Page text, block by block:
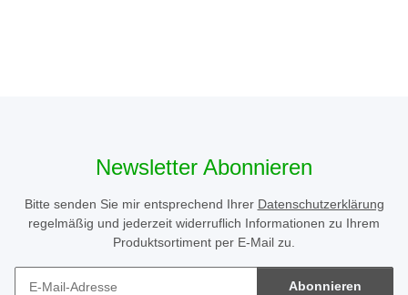
Newsletter Abonnieren
Bitte senden Sie mir entsprechend Ihrer Datenschutzerklärung
regelmäßig und jederzeit widerruflich Informationen zu Ihrem
Produktsortiment per E-Mail zu.
Abonnieren